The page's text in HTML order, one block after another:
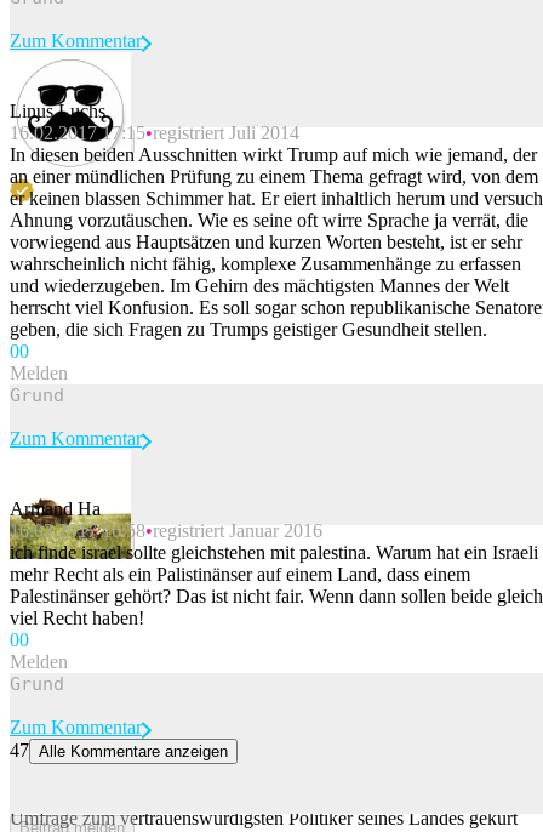
Beitrag melden
Zum Kommentar
Linus Luchs
16.02.2017 17:15 registriert Juli 2014
In diesen beiden Ausschnitten wirkt Trump auf mich wie jemand, der
an einer mündlichen Prüfung zu einem Thema gefragt wird, von dem
er keinen blassen Schimmer hat. Er eiert inhaltlich herum und
Ahnung vorzutäuschen. Wie es seine oft wirre Sprache ja verrät, die
vorwiegend aus Hauptsätzen und kurzen Worten besteht, ist er sehr
wahrscheinlich nicht fähig, komplexe Zusammenhänge zu erfassen
und wiederzugeben. Im Gehirn des mächtigsten Mannes der Welt
herrscht viel Konfusion. Es soll sogar schon republikanische
geben, die sich Fragen zu Trumps geistiger Gesundheit stellen.
00
Melden
Beitrag melden
Zum Kommentar
Armand Ha
16.02.2017 16:58 registriert Januar 2016
ich finde israel sollte gleichstehen mit palestina. Warum hat ein Israeli
mehr Recht als ein Palistinänser auf einem Land, dass einem
Palestinänser gehört? Das ist nicht fair. Wenn dann sollen beide gleich
viel Recht haben!
00
Melden
Beitrag melden
Zum Kommentar
47 Alle Kommentare anzeigen
Umfrage zum vertrauenswürdigsten Politiker seines Landes gekürt